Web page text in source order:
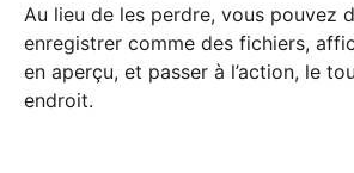
Au lieu de les perdre, vous pouvez
enregistrer comme des fichiers,
en aperçu, et passer à l’action, le
endroit.